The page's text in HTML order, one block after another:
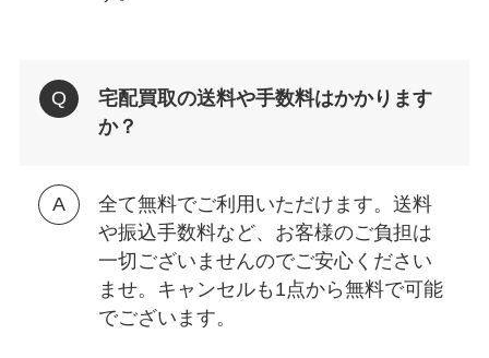
宅配買取の送料や手数料はかかります
か？
全て無料でご利用いただけます。送料
や振込手数料など、お客様のご負担は
一切ございませんのでご安心ください
ませ。キャンセルも1点から無料で可能
でございます。